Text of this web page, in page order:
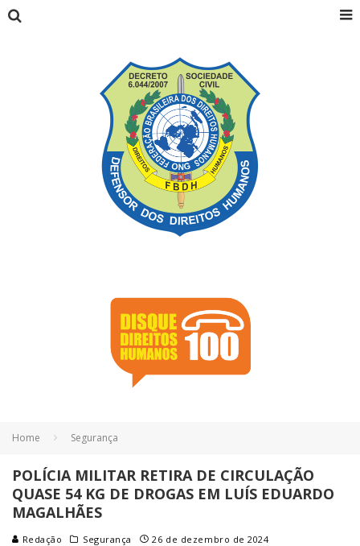
Home Segurança
POLÍCIA MILITAR RETIRA DE CIRCULAÇÃO
QUASE 54 KG DE DROGAS EM LUÍS EDUARDO
MAGALHÃES
Redação Segurança 26 de dezembro de 2024